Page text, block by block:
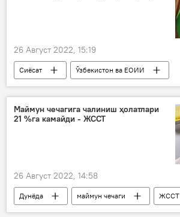
26 Август 2022, 15:19
Сиёсат
Ўзбекистон ва ЕОИИ
ЕОИИ
Маймун чечагига чалиниш ҳолатлари
21 %га камайди - ЖССТ
26 Август 2022, 14:58
Дунёда маймун чечаги ЖССТ